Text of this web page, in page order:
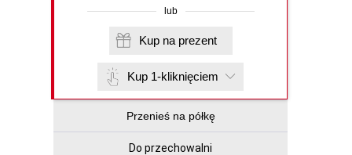
lub
Kup na prezent
Kup 1-kliknięciem
Przenieś na półkę
Do przechowalni